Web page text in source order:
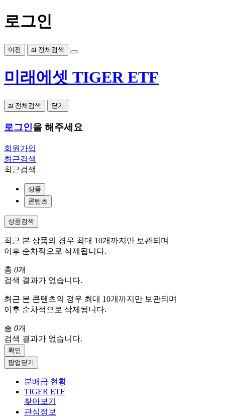
로그인
이전 ai 전체검색
미래에셋 TIGER ETF
ai 전체검색 닫기
로그인을 해주세요
회원가입
최근검색
최근검색
상품
콘텐츠
상품검색
최근 본 상품의 경우 최대 10개까지만 보관되며
이후 순차적으로 삭제됩니다.
총 0개
검색 결과가 없습니다.
최근 본 콘텐츠의 경우 최대 10개까지만 보관되며
이후 순차적으로 삭제됩니다.
총 0개
검색 결과가 없습니다.
확인
팝업닫기
분배금 현황
TIGER ETF
찾아보기
관심정보